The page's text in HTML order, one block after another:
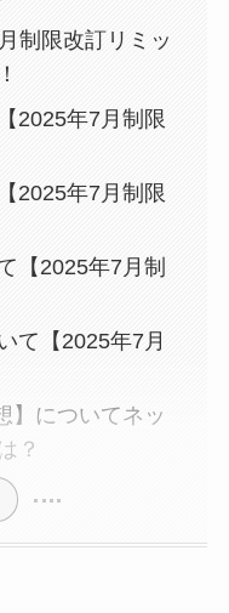
制限改訂リミッ
2025年7月制限
2025年7月制限
【2025年7月制
て【2025年7月
】についてネッ
？